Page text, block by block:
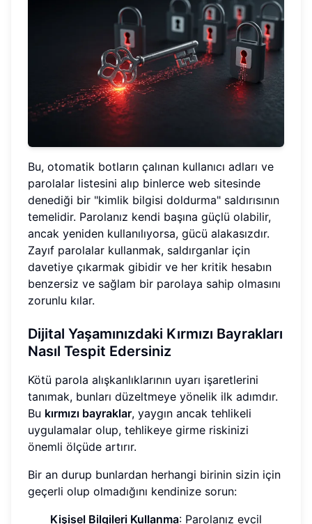
Bu, otomatik botların çalınan kullanıcı adları ve
parolalar listesini alıp binlerce web sitesinde
denediği bir "kimlik bilgisi doldurma" saldırısının
temelidir. Parolanız kendi başına güçlü olabilir,
ancak yeniden kullanılıyorsa, gücü alakasızdır.
Zayıf parolalar kullanmak, saldırganlar için
davetiye çıkarmak gibidir ve her kritik hesabın
benzersiz ve sağlam bir parolaya sahip olmasını
zorunlu kılar.
Dijital Yaşamınızdaki Kırmızı Bayrakları
Nasıl Tespit Edersiniz
Kötü parola alışkanlıklarının uyarı işaretlerini
tanımak, bunları düzeltmeye yönelik ilk adımdır.
Bu kırmızı bayraklar, yaygın ancak tehlikeli
uygulamalar olup, tehlikeye girme riskinizi
önemli ölçüde artırır.
Bir an durup bunlardan herhangi birinin sizin için
geçerli olup olmadığını kendinize sorun:
Kişisel Bilgileri Kullanma: Parolanız evcil